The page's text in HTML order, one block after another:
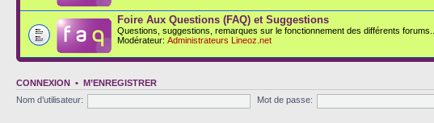
Foire Aux Questions (FAQ) et Suggestions
Questions, suggestions, remarques sur le fonctionnement des différents forums...
Modérateur: Administrateurs Lineoz.net
CONNEXION • M’ENREGISTRER
Nom d’utilisateur:
Mot de passe: